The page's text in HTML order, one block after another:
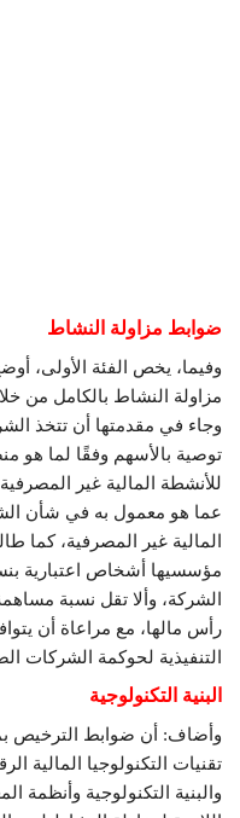
ضوابط مزاولة النشاط
وفيما، يخص الفئة الأولى،
مزاولة النشاط بالكامل من
وجاء في مقدمتها أن تتخذ
توصية بالأسهم وفقًا لما هو
للأنشطة المالية غير
عما هو معمول به في شأن
المالية غير المصرفية،
رأس مالها، مع مراعاة أن
التنفيذية لحوكمة الشركات
البنية التكنولوجية
وأضاف: أن ضوابط الترخيص
تقنيات التكنولوجيا المالية
والبنية التكنولوجية وأنظمة